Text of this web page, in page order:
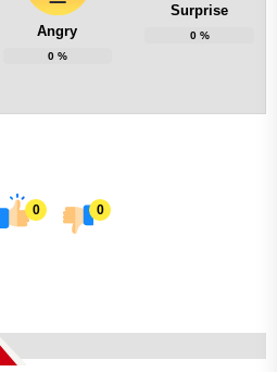
Angry
0%
Surprise
0%
0 0